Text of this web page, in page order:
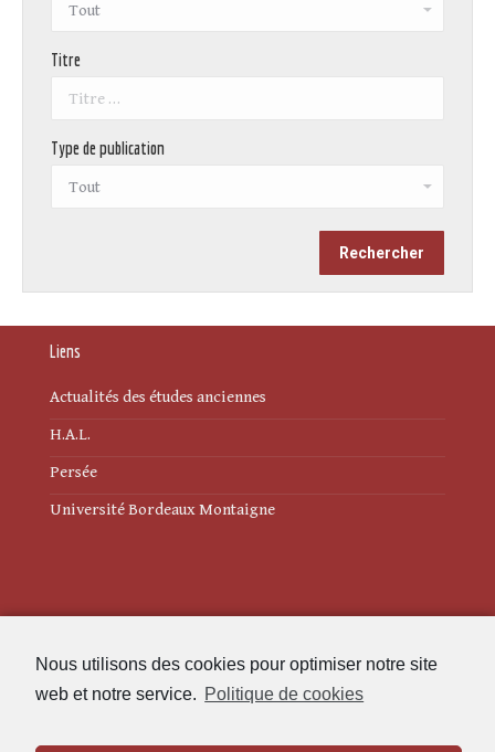
Nous utilisons des cookies pour optimiser notre site
web et notre service. Politique de cookies
Titre
Type de publication
Liens
Actualités des études anciennes
H.A.L.
Persée
Université Bordeaux Montaigne
Politique de cookies (UE)